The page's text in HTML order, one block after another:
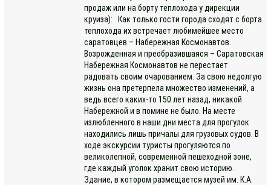
продаж или на борту теплохода у дирекции
круиза): Как только гости города сходят с борта
теплохода их встречает любимейшее место
саратовцев – Набережная Космонавтов.
Возрожденная и преобразившаяся – Саратовская
Набережная Космонавтов не перестает
радовать своим очарованием. За свою недолгую
жизнь она претерпела множество изменений, а
ведь всего каких-то 150 лет назад, никакой
Набережной и в помине не было. На месте
излюбленного в наши дни места для прогулок
находились лишь причалы для грузовых судов. В
ходе экскурсии туристы прогуляются по
великолепной, современной пешеходной зоне,
где каждый уголок хранит свою историю.
Здание, в котором размещается музей им. К.А.